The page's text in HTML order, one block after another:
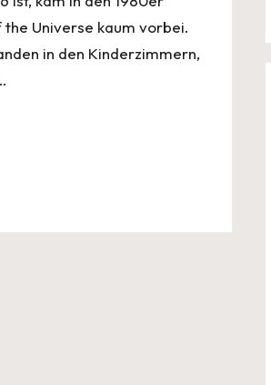
Universe kaum vorbei.
in den Kinderzimmern,